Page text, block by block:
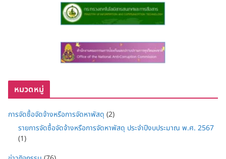
หมวดหมู่
การจัดซื้อจัดจ้างหรือการจัดหาพัสดุ (2)
รายการจัดซื้อจัดจ้างหรือการจัดหาพัสดุ ประจำปีงบประมาณ พ.ศ. 2567
(1)